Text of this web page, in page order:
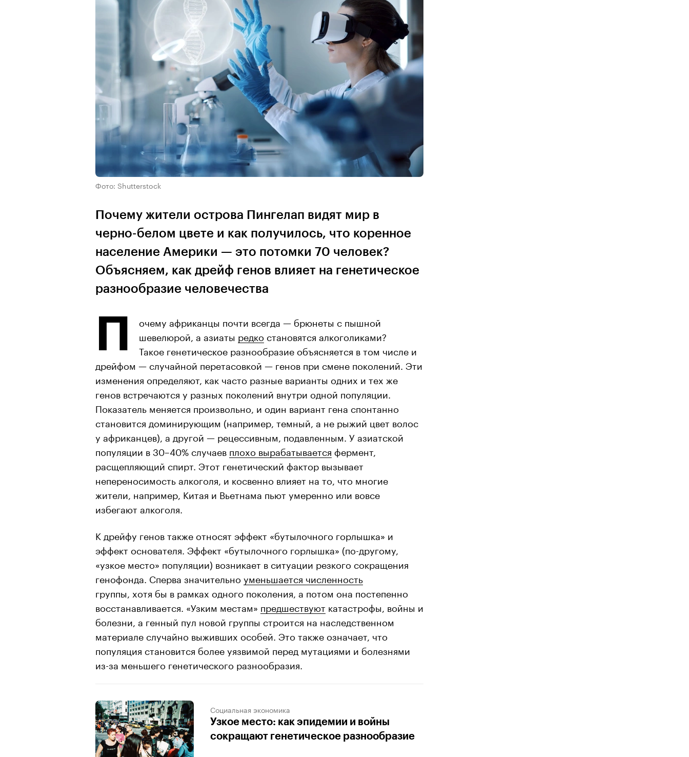
Фото: Shutterstock
Почему жители острова Пингелап видят мир в
черно-белом цвете и как получилось, что коренное
население Америки — это потомки 70 человек?
Объясняем, как дрейф генов влияет на генетическое
разнообразие человечества
П
очему африканцы почти всегда — брюнеты с пышной
шевелюрой, а азиаты редко становятся алкоголиками?
Такое генетическое разнообразие объясняется в том числе и
дрейфом — случайной перетасовкой — генов при смене поколений. Эти
изменения определяют, как часто разные варианты одних и тех же
генов встречаются у разных поколений внутри одной популяции.
Показатель меняется произвольно, и один вариант гена спонтанно
становится доминирующим (например, темный, а не рыжий цвет волос
у африканцев), а другой — рецессивным, подавленным. У азиатской
популяции в 30–40% случаев плохо вырабатывается фермент,
расщепляющий спирт. Этот генетический фактор вызывает
непереносимость алкоголя, и косвенно влияет на то, что многие
жители, например, Китая и Вьетнама пьют умеренно или вовсе
избегают алкоголя.
К дрейфу генов также относят эффект «бутылочного горлышка» и
эффект основателя. Эффект «бутылочного горлышка» (по-другому,
«узкое место» популяции) возникает в ситуации резкого сокращения
генофонда. Сперва значительноуменьшается численность
группы, хотя бы в рамках одного поколения, а потом она постепенно
восстанавливается. «Узким местам» предшествуют катастрофы, войны и
болезни, а генный пул новой группы строится на наследственном
материале случайно выживших особей. Это также означает, что
популяция становится более уязвимой перед мутациями и болезнями
из-за меньшего генетического разнообразия.
Социальная экономика
Узкое место: как эпидемии и войны
сокращают генетическое разнообразие